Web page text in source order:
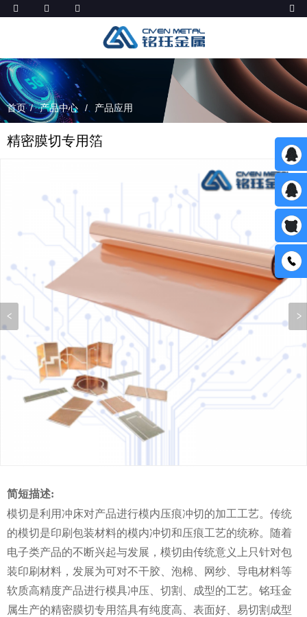
首页 产品中心 产品应用
精密膜切专用箔
简短描述:
模切是利用冲床对产品进行模内压痕冲切的加工工艺。传统
的模切是印刷包装材料的模内冲切和压痕工艺的统称。随着
电子类产品的不断兴起与发展，模切由传统意义上只针对包
装印刷材料，发展为可对不干胶、泡棉、网纱、导电材料等
软质高精度产品进行模具冲压、切割、成型的工艺。铭珏金
属生产的精密膜切专用箔具有纯度高、表面好、易切割成型